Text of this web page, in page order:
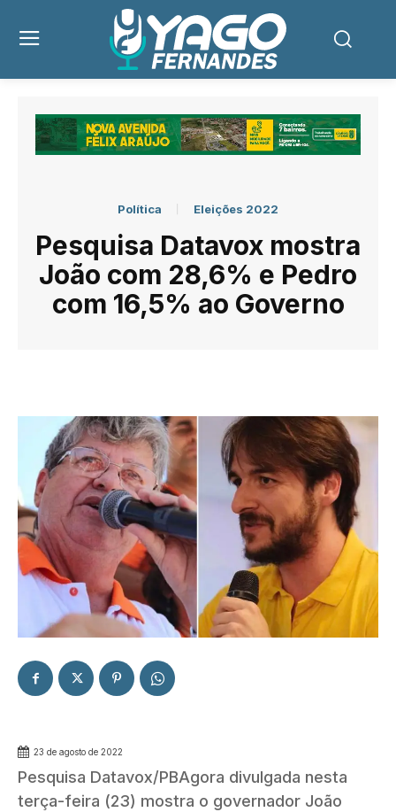
Política Eleições 2022
Pesquisa Datavox mostra
João com 28,6% e Pedro
com 16,5% ao Governo
23 de agosto de 2022
Pesquisa Datavox/PBAgora divulgada nesta
terça-feira (23) mostra o governador João